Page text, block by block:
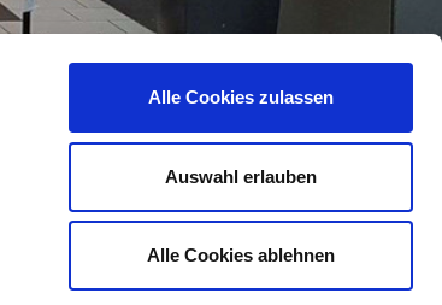
Alle Cookies zulassen
Auswahl erlauben
Alle Cookies ablehnen